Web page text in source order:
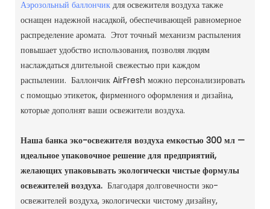
Аэрозольный баллончикдля освежителя воздуха также
оснащен надежной насадкой, обеспечивающей равномерное
распределение аромата. Этот точный механизм распыления
повышает удобство использования, позволяя людям
наслаждаться длительной свежестью при каждом
распылении. Баллончик AirFresh можно персонализировать
с помощью этикеток, фирменного оформления и дизайна,
которые дополнят ваши освежители воздуха.
Наша банка эко-освежителя воздуха емкостью 300 мл —
идеальное упаковочное решение для предприятий,
желающих упаковывать экологически чистые формулы
освежителей воздуха. Благодаря долговечности эко-
освежителей воздуха, экологически чистому дизайну,